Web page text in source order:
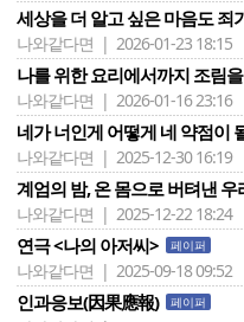
세상을 더 알고 싶은 마음도 죄
나와같다면 | 2026-01-23 18:15
나를 위한 요리에서까지 조림
나와같다면 | 2026-01-16 23:16
네가 너인게 어떻게 네 약점이
나와같다면 | 2025-12-30 16:19
계엄의 밤, 온 몸으로 버텨낸 우
나와같다면 | 2025-12-22 18:24
연극 <나의 아저씨> 페이퍼
나와같다면 | 2025-09-18 09:52
인과응보(因果應報) 페이퍼